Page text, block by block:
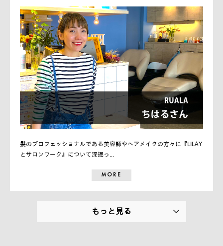
髪のプロフェッショナルである美容師やヘアメイクの方々に『LILAY
とサロンワーク』について深掘っ...
MORE